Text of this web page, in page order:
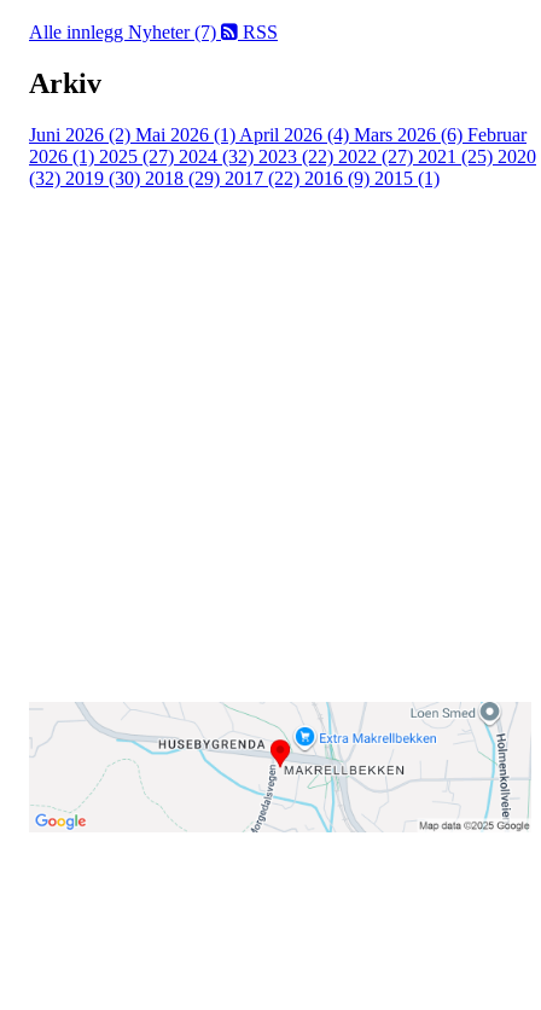
Alle innlegg Nyheter (7) RSS
Arkiv
Juni 2026 (2) Mai 2026 (1) April 2026 (4) Mars 2026 (6) Februar
2026 (1) 2025 (27) 2024 (32) 2023 (22) 2022 (27) 2021 (25) 2020
(32) 2019 (30) 2018 (29) 2017 (22) 2016 (9) 2015 (1)